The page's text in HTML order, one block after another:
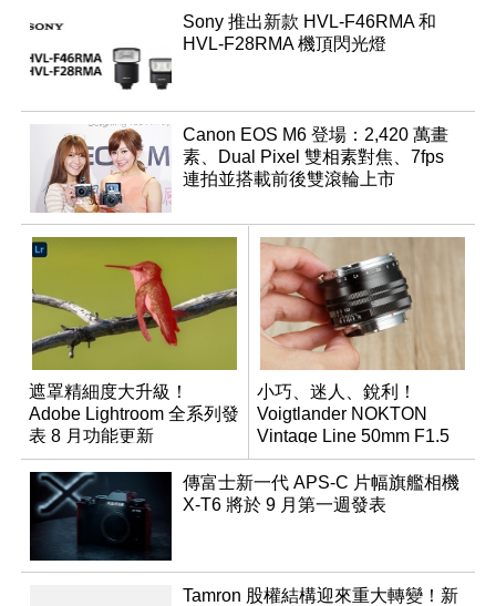
Sony 推出新款 HVL-F46RMA 和
HVL-F28RMA 機頂閃光燈
Canon EOS M6 登場：2,420 萬畫
素、Dual Pixel 雙相素對焦、7fps
連拍並搭載前後雙滾輪上市
遮罩精細度大升級！
Adobe Lightroom 全系列發
表 8 月功能更新
小巧、迷人、銳利！
Voigtlander NOKTON
Vintage Line 50mm F1.5
ASPH II
傳富士新一代 APS-C 片幅旗艦相機
X-T6 將於 9 月第一週發表
Tamron 股權結構迎來重大轉變！新